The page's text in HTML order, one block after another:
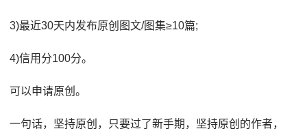
3)最近30天内发布原创图文/图集≥10篇;
4)信用分100分。
可以申请原创。
一句话，坚持原创，只要过了新手期，坚持原创的作者，